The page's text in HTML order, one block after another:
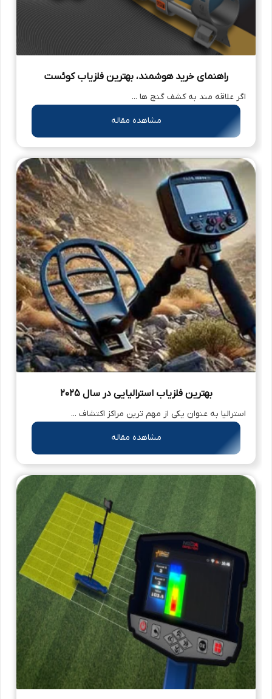
راهنمای خرید هوشمند، بهترین فلزیاب کوئست
اگر علاقه مند به کشف گنج ها ...
مشاهده مقاله
بهترین فلزیاب استرالیایی در سال 2025
استرالیا به عنوان یکی از مهم ترین مراکز اکتشاف ...
مشاهده مقاله